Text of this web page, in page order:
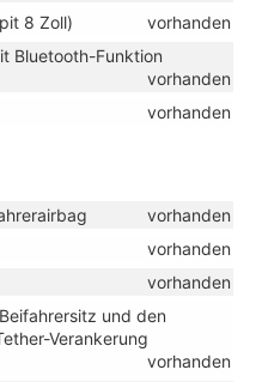
8 Zoll)
vorhanden
Bluetooth-Funktion
vorhanden
vorhanden
vorhanden
vorhanden
vorhanden
und den
Verankerung
vorhanden